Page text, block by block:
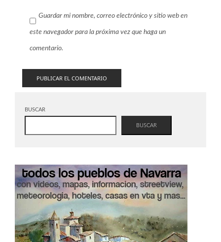
Guardar mi nombre, correo electrónico y sitio web en
este navegador para la próxima vez que haga un
comentario.
BUSCAR
BUSCAR